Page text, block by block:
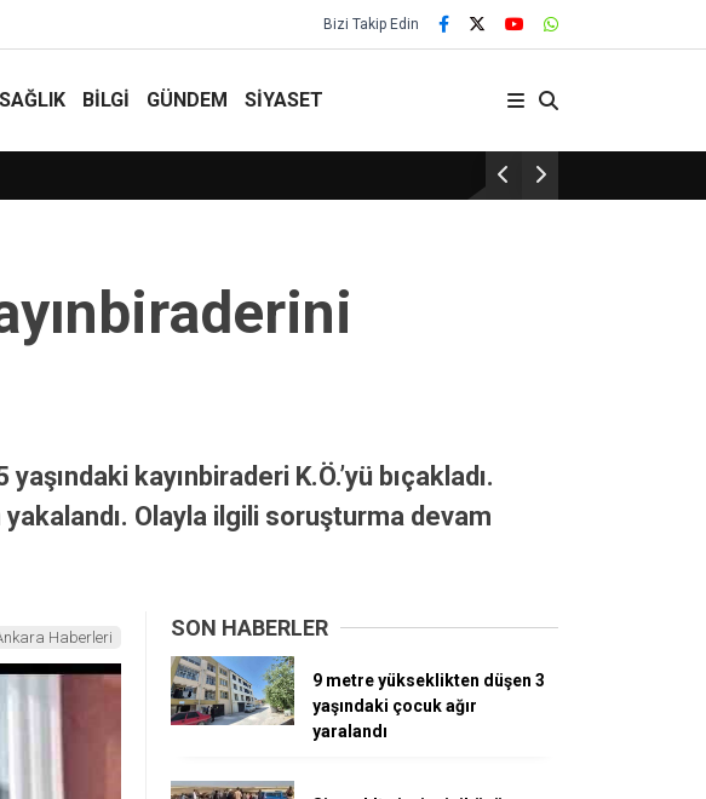
Bizi Takip Edin
SAĞLIK BİLGİ GÜNDEM SİYASET
Yozgat’ta Güvenlik En Üst Seviyede!
kayınbiraderi K.Ö.’yü bıçakladı.
Olayla ilgili soruşturma devam
Haberleri SON HABERLER
9 metre yükseklikten düşen 3
yaşındaki çocuk ağır
yaralandı